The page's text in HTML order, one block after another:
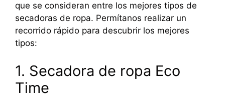
que se consideran entre los mejores tipos de
secadoras de ropa. Permítanos realizar un
recorrido rápido para descubrir los mejores
tipos:
1. Secadora de ropa Eco
Time